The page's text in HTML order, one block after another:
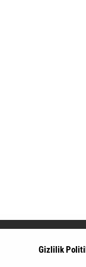
Gizlilik